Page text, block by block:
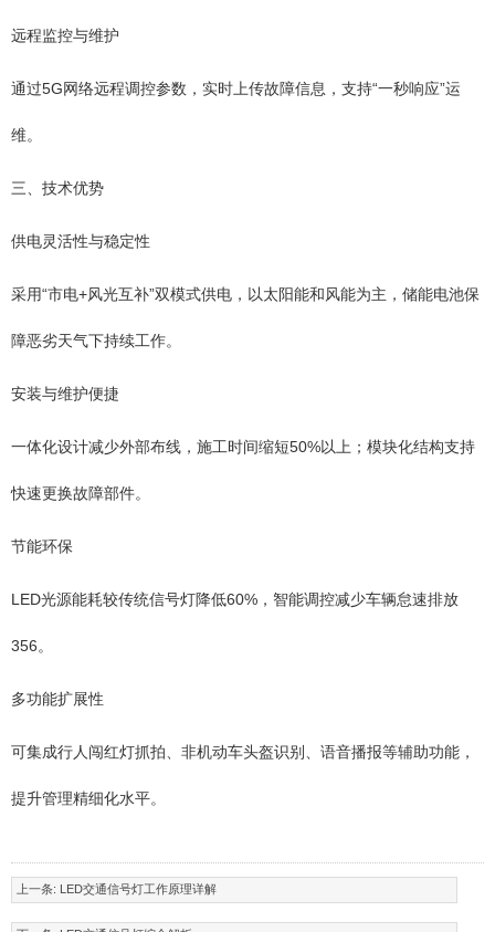
远程监控与维护
通过5G网络远程调控参数，实时上传故障信息，支持“一秒响应”运
维。
三、技术优势
供电灵活性与稳定性
采用“市电+风光互补”双模式供电，以太阳能和风能为主，储能电池保
障恶劣天气下持续工作。
安装与维护便捷
一体化设计减少外部布线，施工时间缩短50%以上；模块化结构支持
快速更换故障部件。
节能环保
LED光源能耗较传统信号灯降低60%，智能调控减少车辆怠速排放
356。
多功能扩展性
可集成行人闯红灯抓拍、非机动车头盔识别、语音播报等辅助功能，
提升管理精细化水平。
上一条: LED交通信号灯工作原理详解